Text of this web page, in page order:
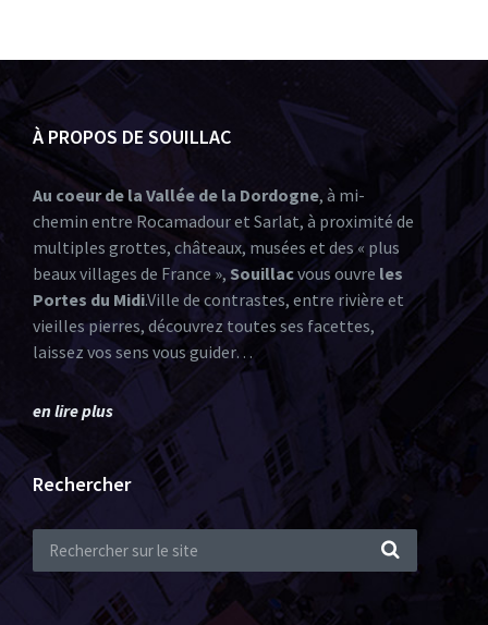
À PROPOS DE SOUILLAC
Au coeur de la Vallée de la Dordogne, à mi-
chemin entre Rocamadour et Sarlat, à proximité de
multiples grottes, châteaux, musées et des « plus
beaux villages de France », Souillacvous ouvre les
Portes du Midi.Ville de contrastes, entre rivière et
vieilles pierres, découvrez toutes ses facettes,
laissez vos sens vous guider…
en lire plus
Rechercher